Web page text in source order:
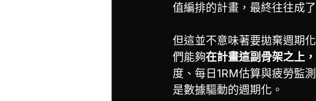
值編排的計畫，最終往往成了
但這並不意味著要拋棄週期
們能夠在計畫這副骨架之上
度、每日1RM估算與疲勞監
是數據驅動的週期化。